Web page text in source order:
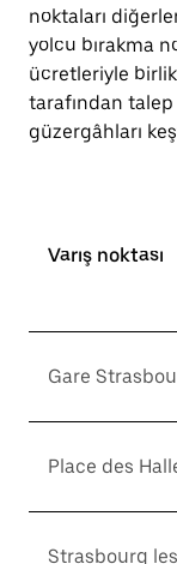
noktaları
yolcu bırakma
ücretleriyle
tarafından
güzergâhları
Varış noktası
Gare
Place des
Strasbourg